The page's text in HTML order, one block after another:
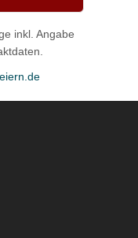
inkl. Angabe